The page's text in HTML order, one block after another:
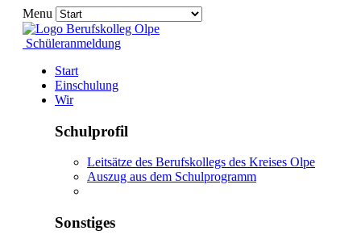
Menu
Schüleranmeldung
Start
Einschulung
Wir
Schulprofil
Leitsätze des Berufskollegs des Kreises Olpe
Auszug aus dem Schulprogramm
Sonstiges